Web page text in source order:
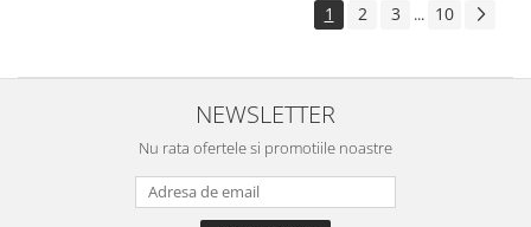
1 2 3 ... 10
NEWSLETTER
Nu rata ofertele si promotiile noastre